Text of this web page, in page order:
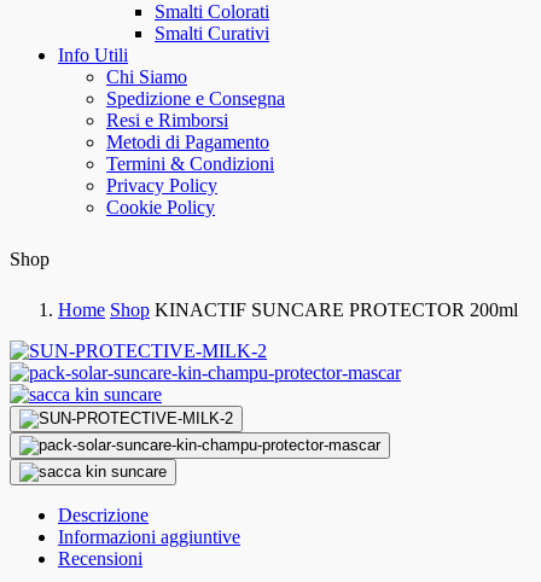
Smalti Colorati
Smalti Curativi
Info Utili
Chi Siamo
Spedizione e Consegna
Resi e Rimborsi
Metodi di Pagamento
Termini & Condizioni
Privacy Policy
Cookie Policy
Shop
Home Shop KINACTIF SUNCARE PROTECTOR 200ml
Descrizione
Informazioni aggiuntive
Recensioni